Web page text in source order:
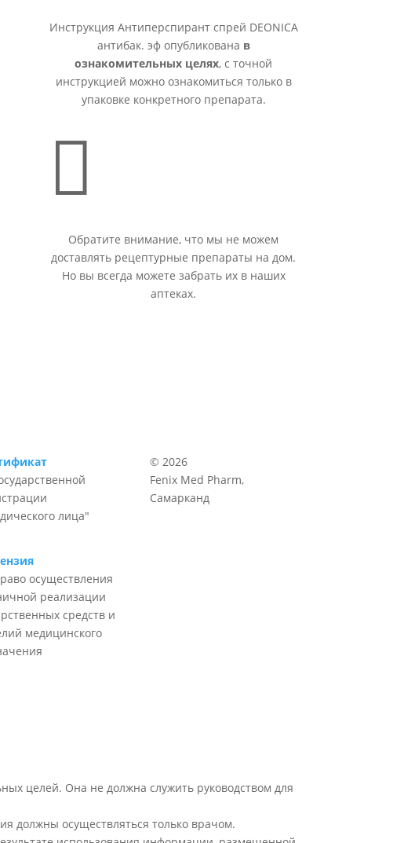
Инструкция Антиперспирант спрей DEONICA
антибак. эф опубликована в
ознакомительных целях, с точной
инструкцией можно ознакомиться только в
упаковке конкретного препарата.

Обратите внимание, что мы не можем
доставлять рецептурные препараты на дом.
Но вы всегда можете забрать их в наших
аптеках.
лица"
осуществления
реализации
средств и
медицинского
© 2026
Fenix Med Pharm,
Самарканд
целей. Она не должна служить руководством для
должны осуществляться только врачом.